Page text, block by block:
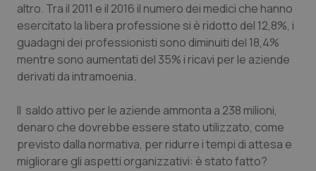
Sicilia
Toscana
Umbria
Valle D’Aosta
Veneto
Neuroscienze & patologie neurodegenerative
Obesità
Oftalmologia
Oncodermatologia
Oncoematologia
altro. Tra il 2011 e il 2016 il numero dei medici che hanno
esercitato la libera professione si è ridotto del 12,8%, i
guadagni dei professionisti sono diminuiti del 18,4%
mentre sono aumentati del 35% i ricavi per le aziende
derivati da intramoenia.
Il saldo attivo per le aziende ammonta a 238 milioni,
denaro che dovrebbe essere stato utilizzato, come
previsto dalla normativa, per ridurre i tempi di attesa e
migliorare gli aspetti organizzativi: è stato fatto?